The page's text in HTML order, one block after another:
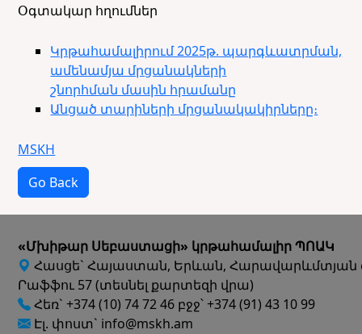
Օգտակար հղումներ
Կրթահամալիրում 2025թ. պարգևատրման,
ամենամյա մրցանակների
շնորհման մասին հրամանը
Անցած տարիների մրցանակակիրները։
MSKH
Go Back
«Մխիթար Սեբաստացի» կրթահամալիր ՊՈԱԿ
Հասցե` Հայաստան, Երևան, Հարավարևմտյան
Րաֆֆու 57 (տեսնել քարտեզի վրա)
Հեռ` +374 (10) 74 72 46 բջջ՝ +374 (91) 43 10 99
Էլ. փոստ` info@mskh.am